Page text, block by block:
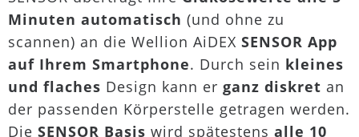
Minuten automatisch (und ohne zu
scannen) an die Wellion AiDEX SENSOR App
auf Ihrem Smartphone. Durch sein kleines
und flaches Design kann er ganz diskret an
der passenden Körperstelle getragen werden.
Die SENSOR Basis wird spätestens alle 10